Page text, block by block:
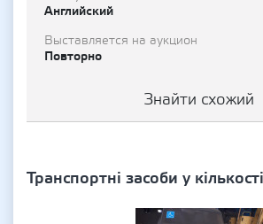
Английский
Выставляется на аукцион
Повторно
Знайти схожий
Транспортні засоби у